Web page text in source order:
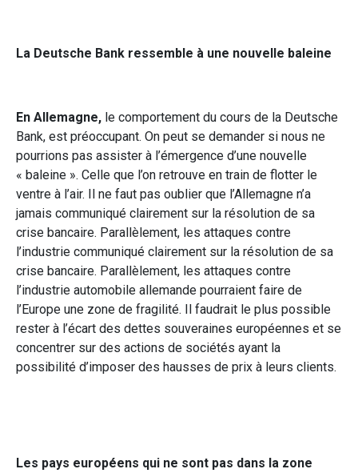
La Deutsche Bank ressemble à une nouvelle baleine
En Allemagne, le comportement du cours de la Deutsche
Bank, est préoccupant. On peut se demander si nous ne
pourrions pas assister à l’émergence d’une nouvelle
« baleine ». Celle que l’on retrouve en train de flotter le
ventre à l’air. Il ne faut pas oublier que l’Allemagne n’a
jamais communiqué clairement sur la résolution de sa
crise bancaire. Parallèlement, les attaques contre
l’industrie communiqué clairement sur la résolution de sa
crise bancaire. Parallèlement, les attaques contre
l’industrie automobile allemande pourraient faire de
l’Europe une zone de fragilité. Il faudrait le plus possible
rester à l’écart des dettes souveraines européennes et se
concentrer sur des actions de sociétés ayant la
possibilité d’imposer des hausses de prix à leurs clients.
Les pays européens qui ne sont pas dans la zone